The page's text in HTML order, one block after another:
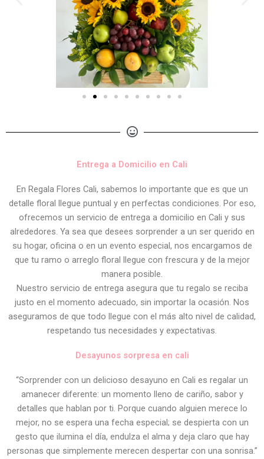
Entrega a Domicilio en Cali
En Regala Flores Cali, sabemos lo importante que es que un
detalle floral llegue puntual y en perfectas condiciones. Por eso,
ofrecemos un servicio de entrega a domicilio en Cali y sus
alrededores. Ya sea que desees sorprender a un ser querido en
su hogar, oficina o en un evento especial, nos encargamos de
que tu ramo o arreglo floral llegue con frescura y de la mejor
manera posible.
Nuestro servicio de entrega asegura que tu regalo se reciba
justo en el momento adecuado, sin importar la ocasión. Nos
aseguramos de que todo llegue con el más alto nivel de calidad,
respetando tus necesidades y expectativas.
Desayunos sorpresa en cali
“Sorprender con un delicioso desayuno en Cali es regalar un
amanecer diferente: un momento lleno de cariño, sabor y
detalles que hablan por ti. Porque cuando alguien merece lo
mejor, no se espera una fecha especial; se despierta con un
gesto que ilumina el día, endulza el alma y deja claro que hay
personas que simplemente merecen despertar con una sonrisa.”